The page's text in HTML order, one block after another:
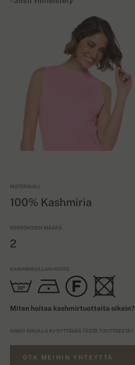
MATERIAALI
100% Kashmiria
KERROKSIEN MÄÄRÄ
2
KASHMIRVILLAN HOITO
Miten hoitaa kashmirtuotteita oikein?
ONKO SINULLA KYSYTTÄVÄÄ TÄSTÄ TUOTTEESTA?
OTA MEIHIN YHTEYTTÄ